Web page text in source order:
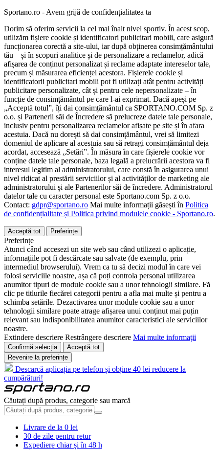
Sportano.ro - Avem grijă de confidențialitatea ta
Dorim să oferim servicii la cel mai înalt nivel sportiv. În acest scop,
utilizăm fișiere cookie și identificatori publicitari mobili, care asigură
funcționarea corectă a site-ului, iar după obținerea consimțământului
tău – și în scopuri analitice și de personalizare a reclamelor, adică
afișarea de conținut personalizat și reclame adaptate intereselor tale,
precum și măsurarea eficienței acestora. Fișierele cookie și
identificatorii publicitari mobili pot fi utilizați atât pentru activități
publicitare personalizate, cât și pentru cele nepersonalizate – în
funcție de consimțământul pe care l-ai exprimat. Dacă apeși pe
„Acceptă totul”, îți dai consimțământul ca SPORTANO.COM Sp. z
o.o. și Partenerii săi de Încredere să prelucreze datele tale personale,
inclusiv pentru personalizarea reclamelor afișate pe site și în afara
acestuia. Dacă nu dorești să dai consimțământul, vrei să limitezi
domeniul de aplicare al acestuia sau să retragi consimțământul deja
acordat, accesează „Setări”. În măsura în care fișierele cookie vor
conține datele tale personale, baza legală a prelucrării acestora va fi
interesul legitim al administratorului, care constă în asigurarea unui
nivel ridicat al prestării serviciilor și al activităților de marketing ale
administratorului și ale Partenerilor săi de încredere. Administratorul
datelor tale cu caracter personal este Sportano.com Sp. z o.o.
Contact: gdpr@sportano.ro Mai multe informații găsești în Politica
de confidențialitate și Politica privind modulele cookie - Sportano.ro.
Acceptă tot Preferințe
Preferințe
Atunci când accesezi un site web sau când utilizezi o aplicație,
informațiile pot fi descărcate sau salvate (de exemplu, prin
intermediul browserului). Vrem ca tu să decizi modul în care vei
folosi serviciile noastre, așa că poți controla personal utilizarea
anumitor tipuri de module cookie sau a unor tehnologii similare. Fă
clic pe titlurile fiecărei categorii pentru a afla mai multe și pentru a
schimba setările. Dezactivarea unor module cookie sau a unor
tehnologii similare poate atrage afișarea unui conținut mai puțin
relevant sau indisponibilitatea anumitor caracteristici ale serviciilor
noastre.
Extindere descriere Restrângere descriere Mai multe informații
Confirmă selecția
Acceptă tot
Revenire la preferințe
Descarcă aplicația pe telefon și obține 40 lei reducere la
cumpărături!
Căutați după produs, categorie sau marcă
Livrare de la 0 lei
30 de zile pentru retur
Expediere chiar și în 48 h